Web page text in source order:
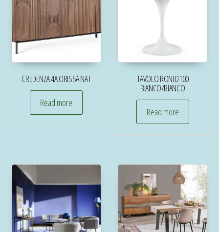
CREDENZA 4A ORISSA NAT
Read more
TAVOLO RONI D100
BIANCO/BIANCO
Read more